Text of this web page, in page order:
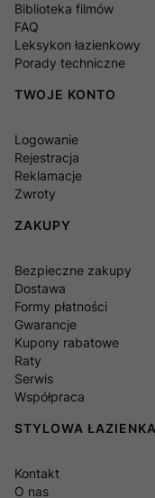
Biblioteka filmów
FAQ
Leksykon łazienkowy
Porady techniczne
TWOJE KONTO
Logowanie
Rejestracja
Reklamacje
Zwroty
ZAKUPY
Bezpieczne zakupy
Dostawa
Formy płatności
Gwarancje
Kupony rabatowe
Raty
Serwis
Współpraca
STYLOWA ŁAZIENKA
Kontakt
O nas